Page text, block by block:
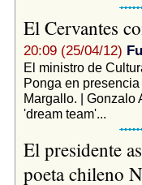
El Cervantes
20:09 (25/04/12)
El ministro de
Ponga en
Margallo. | Gonzalo
'dream team'...
El presidente
poeta chileno